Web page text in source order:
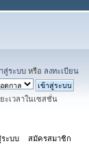
สู่ระบบ หรือ ลงทะเบียน
ะเวลาในเซสชั่น
ระบบ สมัครสมาชิก